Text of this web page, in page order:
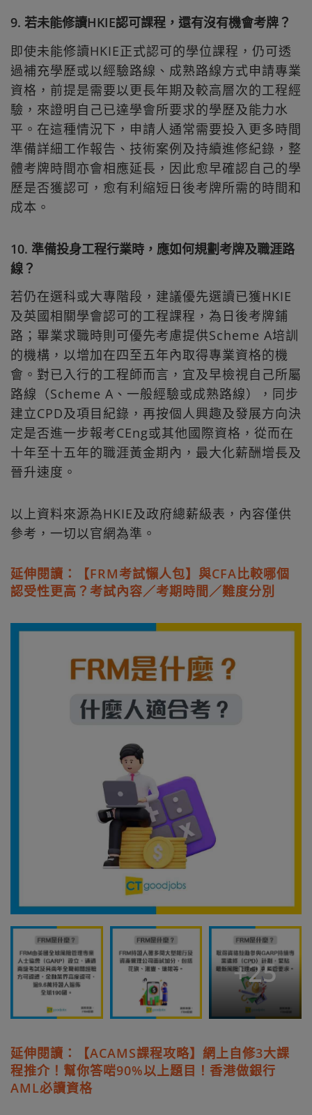
9. 若未能修讀HKIE認可課程，還有沒有機會考牌？
即使未能修讀HKIE正式認可的學位課程，仍可透
過補充學歷或以經驗路線、成熟路線方式申請專業
資格，前提是需要以更長年期及較高層次的工程經
驗，來證明自己已達學會所要求的學歷及能力水
平。在這種情況下，申請人通常需要投入更多時間
準備詳細工作報告、技術案例及持續進修紀錄，整
體考牌時間亦會相應延長，因此愈早確認自己的學
歷是否獲認可，愈有利縮短日後考牌所需的時間和
成本。
10. 準備投身工程行業時，應如何規劃考牌及職涯路
線？
若仍在選科或大專階段，建議優先選讀已獲HKIE
及英國相關學會認可的工程課程，為日後考牌鋪
路；畢業求職時則可優先考慮提供Scheme A培訓
的機構，以增加在四至五年內取得專業資格的機
會。對已入行的工程師而言，宜及早檢視自己所屬
路線（Scheme A、一般經驗或成熟路線），同步
建立CPD及項目紀錄，再按個人興趣及發展方向決
定是否進一步報考CEng或其他國際資格，從而在
十年至十五年的職涯黃金期內，最大化薪酬增長及
晉升速度。
以上資料來源為HKIE及政府總薪級表，內容僅供
參考，一切以官網為準。
延伸閱讀：【FRM考試懶人包】與CFA比較哪個
認受性更高？考試內容／考期時間／難度分別
+25
延伸閱讀：【ACAMS課程攻略】網上自修3大課
程推介！幫你答啱90%以上題目！香港做銀行
AML必讀資格